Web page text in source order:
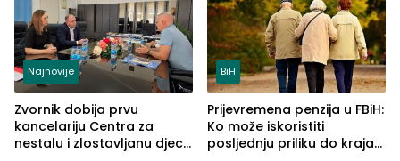
Najnovije
Zvornik dobija prvu
kancelariju Centra za
nestalu i zlostavljanu djecu
BiH
Prijevremena penzija u FBiH:
Ko može iskoristiti
posljednju priliku do kraja